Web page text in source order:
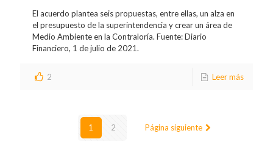
El acuerdo plantea seis propuestas, entre ellas, un alza en
el presupuesto de la superintendencia y crear un área de
Medio Ambiente en la Contraloría. Fuente: Diario
Financiero, 1 de julio de 2021.
2 Leer más
1 2 Página siguiente